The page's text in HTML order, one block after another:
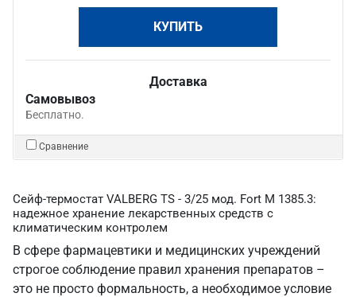
КУПИТЬ
Доставка
Самовывоз
Бесплатно.
Сравнение
Сейф-термостат VALBERG TS - 3/25 мод. Fort M 1385.3:
надежное хранение лекарственных средств с
климатическим контролем
В сфере фармацевтики и медицинских учреждений
строгое соблюдение правил хранения препаратов –
это не просто формальность, а необходимое условие